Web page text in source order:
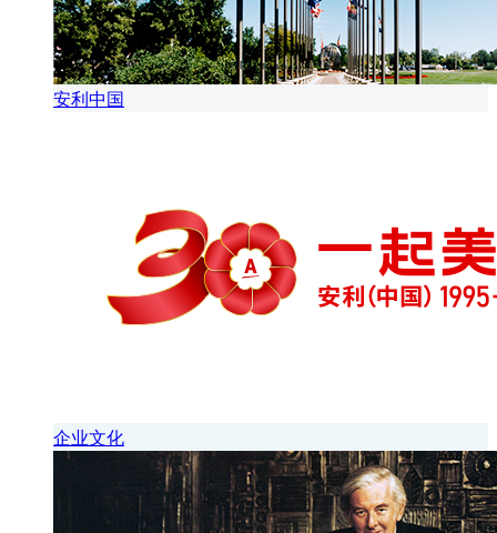
安利中国
企业文化